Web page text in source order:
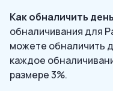
Как обналичить
обналичивания для
можете обналичить
каждое
размере 3%.